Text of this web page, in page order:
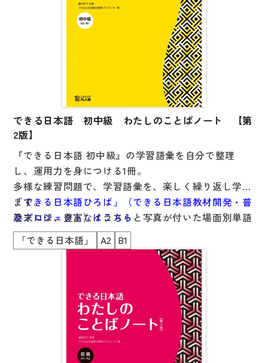
教室活動参考書
文章・談話・表現
文法
表記
言語学
試験対策
日本語教育事情
異文化間コミュニケーション
多言語社会・言語政策
アカデミック・スキル
できる日本語 初中級 わたしのことばノート 【第
2版】
『できる日本語 初中級』の学習語彙を自分で整理
し、運用力を身につける1冊。
多様な練習問題で、学習語彙を、楽しく繰り返し学べ
ます。
巻末には、豊富なイラストと写真が付いた場面別単語
集「もっと覚えたい人のために」を掲載。
工夫次第でさまざまな使い方ができます。
本書は、話題や場面で課が構成されているので、他の
教科書を使用している方にも使いやすくなっていま
「できる日本語ひろば」（できる日本語教材開発・普
及プロジェクト）はこちら
「できる日本語」
A2 B1